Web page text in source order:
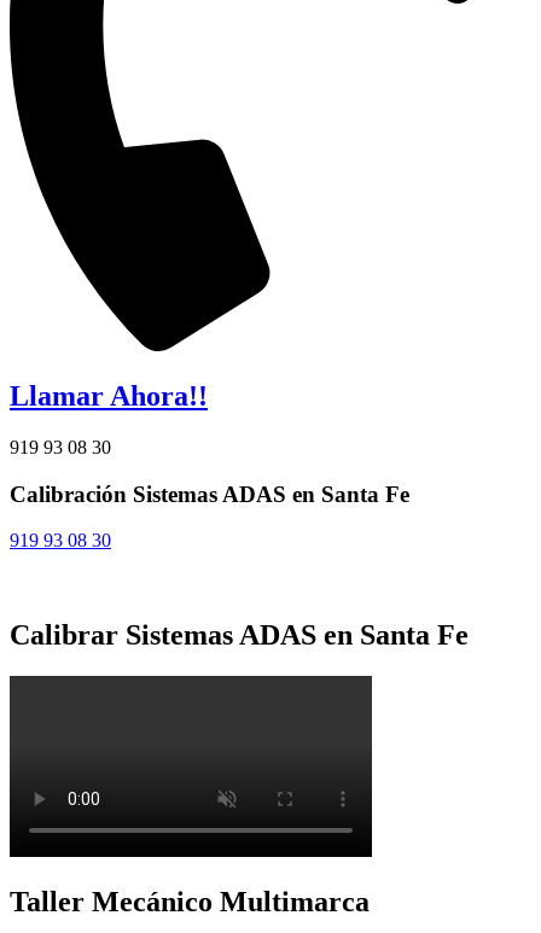
Llamar Ahora!!
919 93 08 30
Calibración Sistemas ADAS en Santa Fe
919 93 08 30
Calibrar Sistemas ADAS en Santa Fe
Taller Mecánico Multimarca